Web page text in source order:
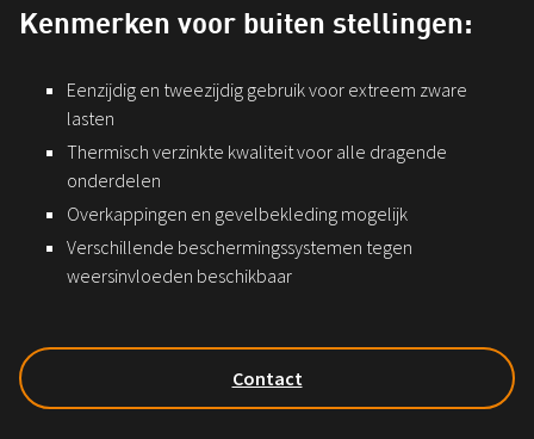
Kenmerken voor buiten stellingen:
Eenzijdig en tweezijdig gebruik voor extreem zware
lasten
Thermisch verzinkte kwaliteit voor alle dragende
onderdelen
Overkappingen en gevelbekleding mogelijk
Verschillende beschermingssystemen tegen
weersinvloeden beschikbaar
Contact